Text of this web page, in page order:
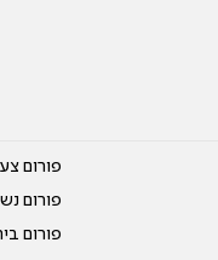
פורום
פורום
פורום